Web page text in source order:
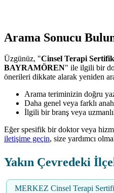
Arama Sonucu
Üzgünüz, "Cinsel Terapi
BAYRAMÖREN" ile ilgili bir
önerileri dikkate alarak yeniden
Arama teriminizin doğru
Daha genel veya farklı
İlgili bir branş veya
Eğer spesifik bir doktor veya
iletişime geçin, size yardımcı
Yakın Çevredeki
MERKEZ Cinsel Terapi